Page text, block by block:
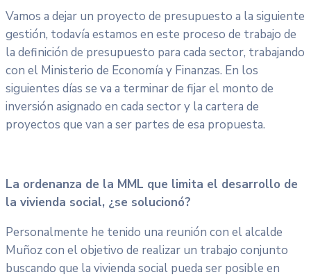
Vamos a dejar un proyecto de presupuesto a la siguiente
gestión, todavía estamos en este proceso de trabajo de
la definición de presupuesto para cada sector, trabajando
con el Ministerio de Economía y Finanzas. En los
siguientes días se va a terminar de fijar el monto de
inversión asignado en cada sector y la cartera de
proyectos que van a ser partes de esa propuesta.
La ordenanza de la MML que limita el desarrollo de
la vivienda social, ¿se solucionó?
Personalmente he tenido una reunión con el alcalde
Muñoz con el objetivo de realizar un trabajo conjunto
buscando que la vivienda social pueda ser posible en